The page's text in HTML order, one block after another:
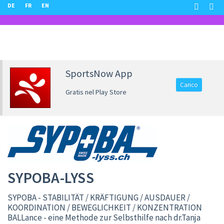
DE FR EN
SportsNow App
Gratis nel Play Store
Carico
SYPOBA-LYSS
SYPOBA - STABILITÄT / KRÄFTIGUNG / AUSDAUER /
KOORDINATION / BEWEGLICHKEIT / KONZENTRATION
BALLance - eine Methode zur Selbsthilfe nach dr.Tanja